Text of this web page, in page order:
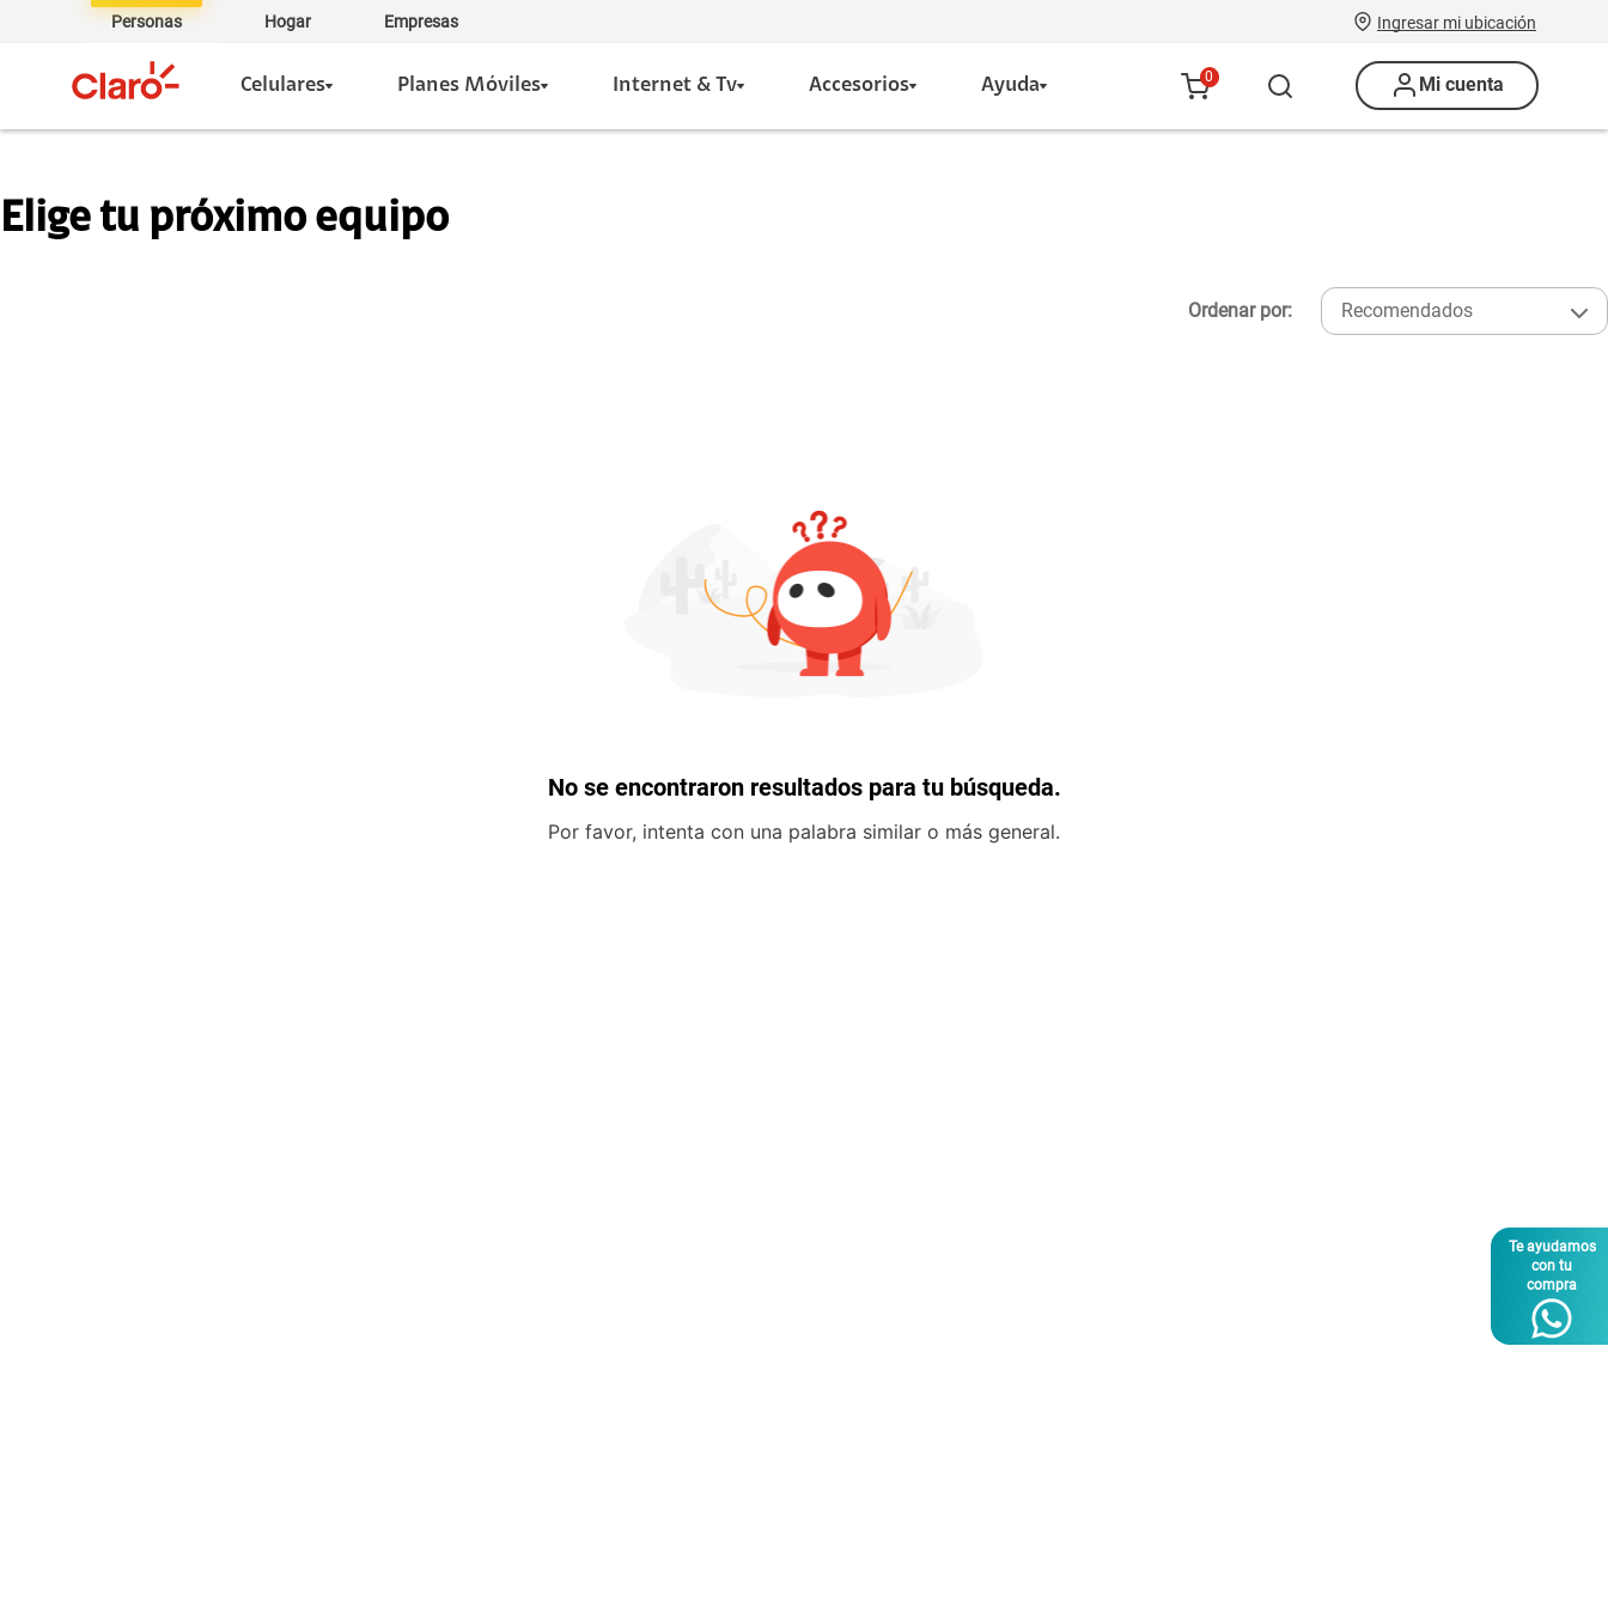
Personas Hogar Empresas Ingresar mi ubicación
Celulares Planes Móviles Internet & Tv Accesorios Ayuda 0 Mi cuenta
Te ayudamos
con tu
compra
Elige tu próximo equipo
Ordenar por: Recomendados
No se encontraron resultados para tu búsqueda.
Por favor, intenta con una palabra similar o más general.